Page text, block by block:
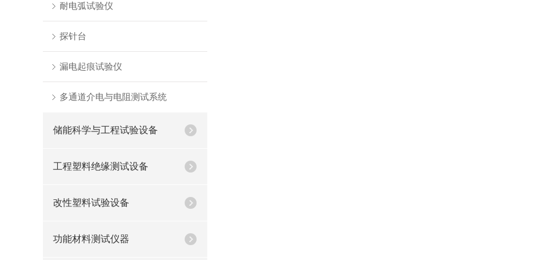
耐电弧试验仪
探针台
漏电起痕试验仪
多通道介电与电阻测试系统
储能科学与工程试验设备
工程塑料绝缘测试设备
改性塑料试验设备
功能材料测试仪器